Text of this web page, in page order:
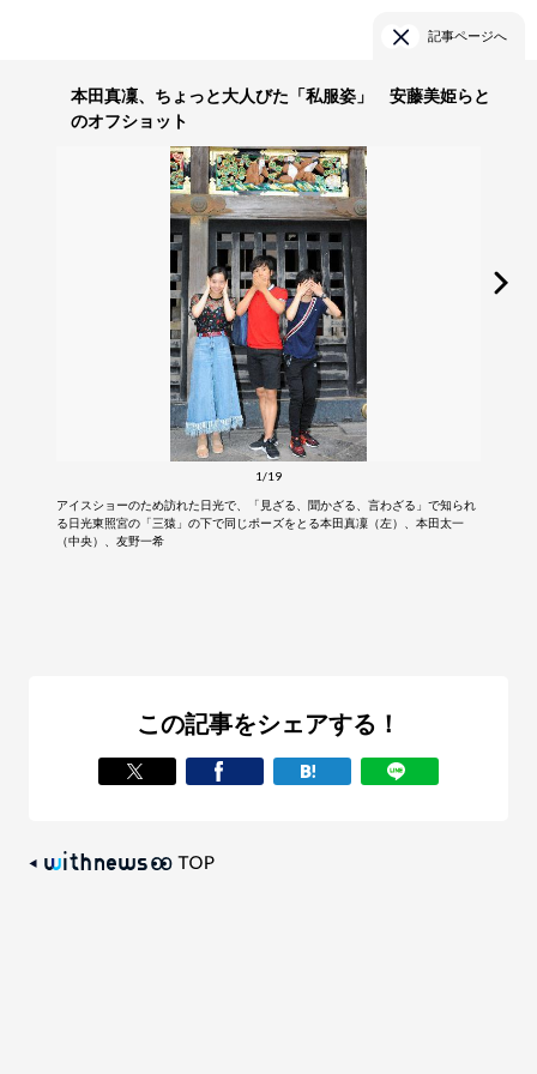
記事ページへ
本田真凜、ちょっと大人びた「私服姿」 安藤美姫らと
のオフショット
1/19
アイスショーのため訪れた日光で、「見ざる、聞かざる、言わざる」で知られ
る日光東照宮の「三猿」の下で同じポーズをとる本田真凜（左）、本田太一
（中央）、友野一希
この記事をシェアする！